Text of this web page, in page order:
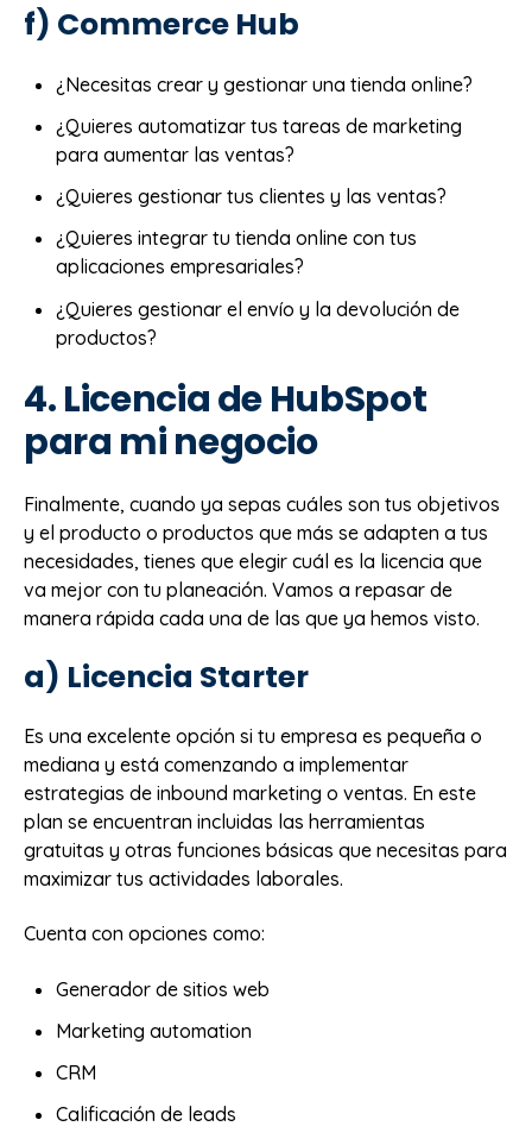
f) Commerce Hub
¿Necesitas crear y gestionar una tienda online?
¿Quieres automatizar tus tareas de marketing
para aumentar las ventas?
¿Quieres gestionar tus clientes y las ventas?
¿Quieres integrar tu tienda online con tus
aplicaciones empresariales?
¿Quieres gestionar el envío y la devolución de
productos?
4. Licencia de HubSpot
para mi negocio
Finalmente, cuando ya sepas cuáles son tus objetivos
y el producto o productos que más se adapten a tus
necesidades, tienes que elegir cuál es la licencia que
va mejor con tu planeación. Vamos a repasar de
manera rápida cada una de las que ya hemos visto.
a) Licencia Starter
Es una excelente opción si tu empresa es pequeña o
mediana y está comenzando a implementar
estrategias de inbound marketing o ventas. En este
plan se encuentran incluidas las herramientas
gratuitas y otras funciones básicas que necesitas para
maximizar tus actividades laborales.
Cuenta con opciones como:
Generador de sitios web
Marketing automation
CRM
Calificación de leads